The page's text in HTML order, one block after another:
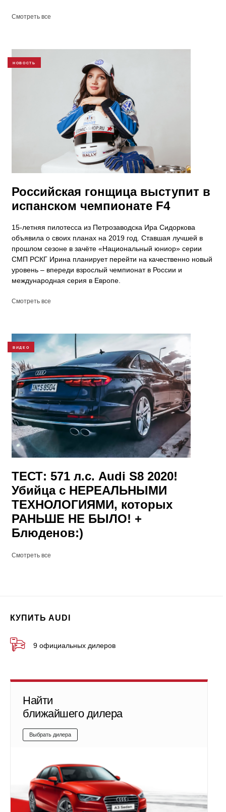
Смотреть все
НОВОСТЬ
Российская гонщица выступит в
испанском чемпионате F4
15-летняя пилотесса из Петрозаводска Ира Сидоркова
объявила о своих планах на 2019 год. Ставшая лучшей в
прошлом сезоне в зачёте «Национальный юниор» серии
СМП РСКГ Ирина планирует перейти на качественно новый
уровень – впереди взрослый чемпионат в России и
международная серия в Европе.
Смотреть все
ВИДЕО
ТЕСТ: 571 л.с. Audi S8 2020!
Убийца c НЕРЕАЛЬНЫМИ
ТЕХНОЛОГИЯМИ, которых
РАНЬШЕ НЕ БЫЛО! +
Блюденов:)
Смотреть все
КУПИТЬ AUDI
9 официальных дилеров
Найти
ближайшего дилера
Выбрать дилера